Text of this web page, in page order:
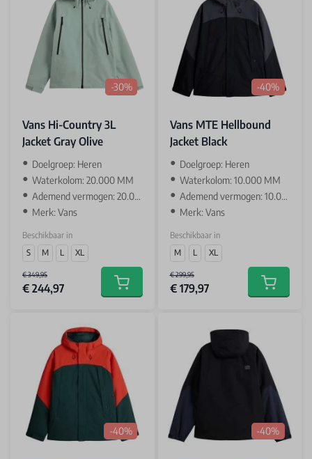
-30%
Vans Hi-Country 3L
Jacket Gray Olive
Doelgroep: Heren
Waterkolom: 20.000 MM
Ademend vermogen: 20.000 GR
Merk: Vans
Beschikbaar in
S
M L XL
€ 349,95
€ 244,97 Add to cart
-40%
Vans MTE Hellbound
Jacket Black
Doelgroep: Heren
Waterkolom: 10.000 MM
Ademend vermogen: 10.000 GR
Merk: Vans
Beschikbaar in
M
L XL
€ 299,95
€ 179,97 Add to
-40% -40%